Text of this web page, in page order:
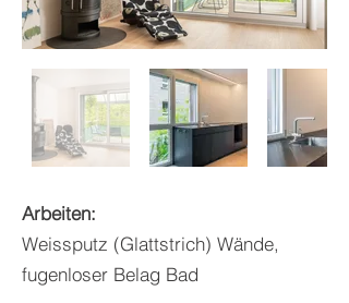
Arbeiten:
Weissputz (Glattstrich) Wände,
fugenloser Belag Bad